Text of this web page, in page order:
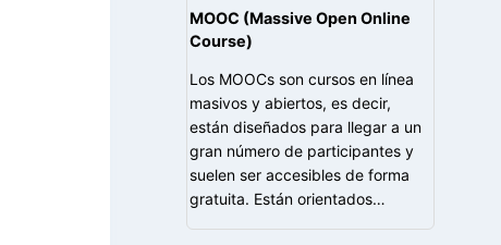
MOOC (Massive Open Online
Course)
Los MOOCs son cursos en línea
masivos y abiertos, es decir,
están diseñados para llegar a un
gran número de participantes y
suelen ser accesibles de forma
gratuita. Están orientados…